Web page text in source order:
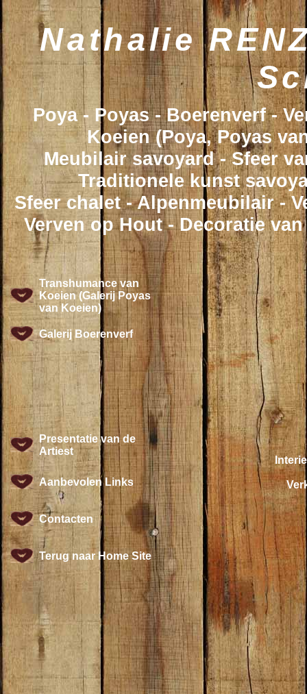
Nathalie
Poya - Poyas - Boerenverf -
Koeien (Poya, Poyas
Meubilair savoyard - Sfeer
Traditionele kunst
Sfeer chalet - Alpenmeubilair -
Verven op Hout - Decoratie
Transhumance van
Koeien (Galerij Poyas
van Koeien)
Galerij Boerenverf
Presentatie van de
Artiest
Aanbevolen Links
Contacten
Terug naar Home Site